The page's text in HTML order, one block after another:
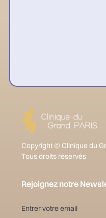
Copyright © Clinique du
Tous droits réservés
Rejoignez notre